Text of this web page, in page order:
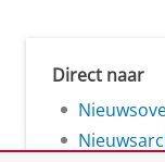
Direct naar